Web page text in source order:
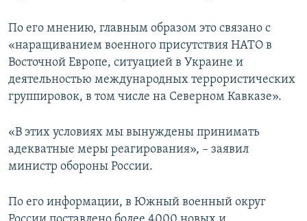
По его мнению, главным образом это связано с
«наращиванием военного присутствия НАТО в
Восточной Европе, ситуацией в Украине и
деятельностью международных террористических
группировок, в том числе на Северном Кавказе».
«В этих условиях мы вынуждены принимать
адекватные меры реагирования», – заявил
министр обороны России.
По его информации, в Южный военный округ